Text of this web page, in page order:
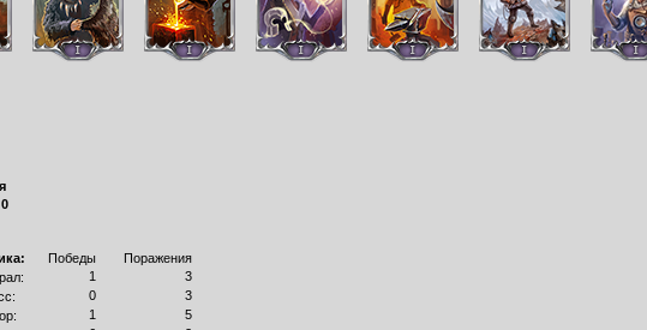
0
Победы
Поражения
1
3
0
3
1
5